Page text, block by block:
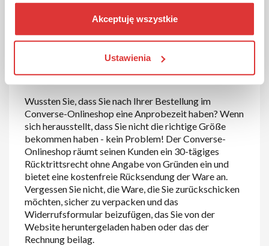
Akceptuję wszystkie
Ustawienia
und sehen Sie selbst, wie viel Sie sparen können.
Wie kann ich Converse-Ware
zurückgeben?
Wussten Sie, dass Sie nach Ihrer Bestellung im
Converse-Onlineshop eine Anprobezeit haben? Wenn
sich herausstellt, dass Sie nicht die richtige Größe
bekommen haben - kein Problem! Der Converse-
Onlineshop räumt seinen Kunden ein 30-tägiges
Rücktrittsrecht ohne Angabe von Gründen ein und
bietet eine kostenfreie Rücksendung der Ware an.
Vergessen Sie nicht, die Ware, die Sie zurückschicken
möchten, sicher zu verpacken und das
Widerrufsformular beizufügen, das Sie von der
Website heruntergeladen haben oder das der
Rechnung beilag.